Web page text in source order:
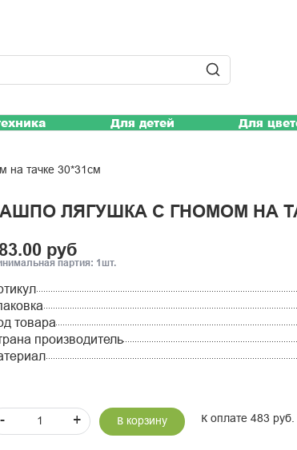
Для детей Для
на тачке 30*31см
ЛЯГУШКА С ГНОМОМ НА
руб
партия: 1шт.
товара
производитель
- + В корзину К оплате 483 руб.